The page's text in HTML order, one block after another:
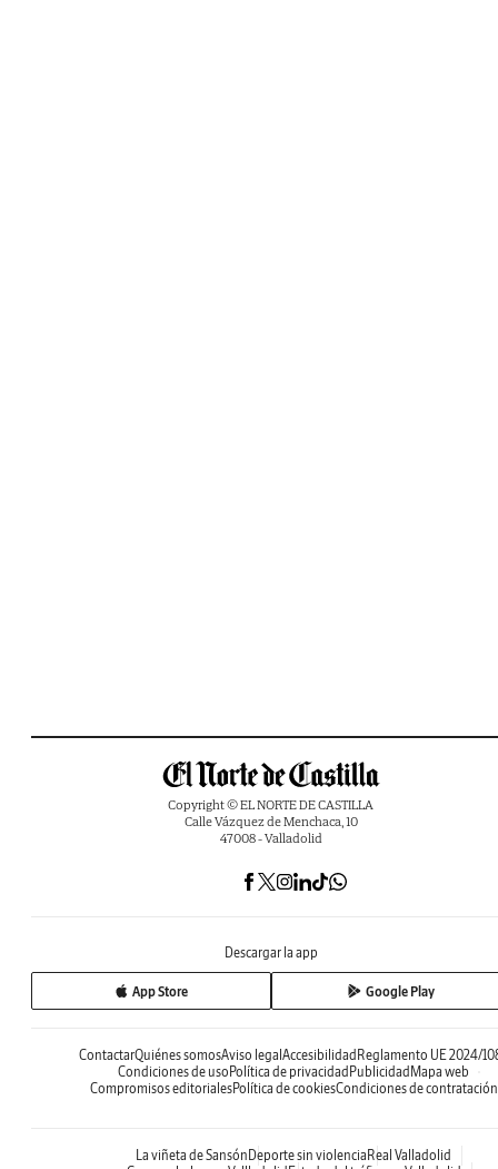
Copyright © EL NORTE DE CASTILLA
Calle Vázquez de Menchaca, 10
47008 - Valladolid
Descargar la app
App Store Google Play
ContactarQuiénes somosAviso legal Accesibilidad Reglamento UE 2024/
Condiciones de uso Política de privacidad Publicidad Mapa web
Compromisos editorialesPolítica de cookiesCondiciones de contratación
La viñeta de Sansón Deporte sin violencia Real Valladolid